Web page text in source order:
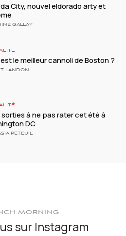
City, nouvel eldorado arty et
GALLAY
le meilleur cannoli de Boston ?
LANDON
sorties à ne pas rater cet été à
DC
PETEUIL
sur Instagram